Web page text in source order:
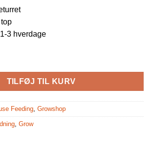
3 hverdage
Grow 500 Gram antal
TILFØJ TIL KURV
Feeding, Growshop
, Grow